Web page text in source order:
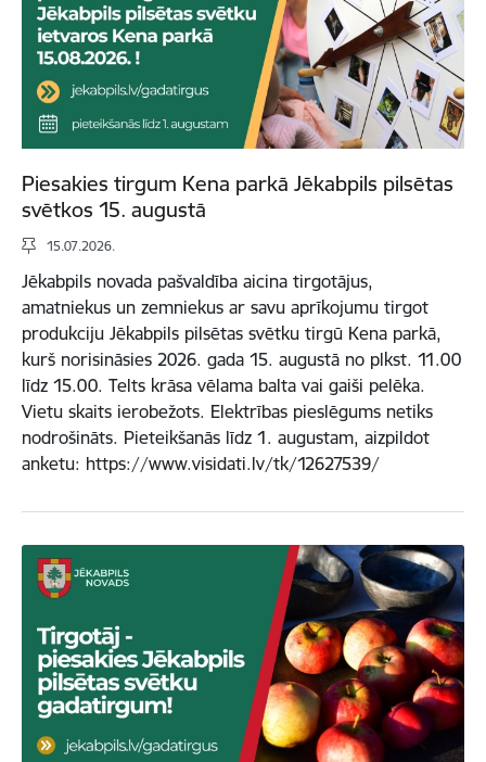
Piesakies tirgum Kena parkā Jēkabpils pilsētas
svētkos 15. augustā
15.07.2026.
Jēkabpils novada pašvaldība aicina tirgotājus,
amatniekus un zemniekus ar savu aprīkojumu tirgot
produkciju Jēkabpils pilsētas svētku tirgū Kena parkā,
kurš norisināsies 2026. gada 15. augustā no plkst. 11.00
līdz 15.00. Telts krāsa vēlama balta vai gaiši pelēka.
Vietu skaits ierobežots. Elektrības pieslēgums netiks
nodrošināts. Pieteikšanās līdz 1. augustam, aizpildot
anketu: https://www.visidati.lv/tk/12627539/